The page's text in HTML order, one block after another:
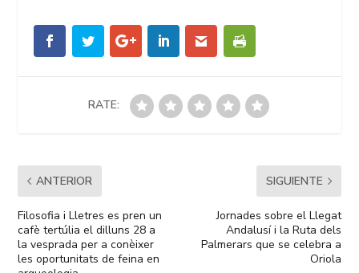
RATE:
ANTERIOR
Filosofia i Lletres es pren un
cafè tertúlia el dilluns 28 a
la vesprada per a conèixer
les oportunitats de feina en
SIGUIENTE
Jornades sobre el Llegat
Andalusí i la Ruta dels
Palmerars que se celebra a
Oriola